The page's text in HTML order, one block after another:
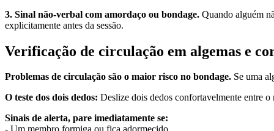
3. Sinal não-verbal com amordaço ou bondage. Quando alguém
explicitamente antes da sessão.
Verificação de circulação em algemas e
Problemas de circulação são o maior risco no bondage. Se uma
O teste dos dois dedos: Deslize dois dedos confortavelmente entre
Sinais de alerta, pare imediatamente se: